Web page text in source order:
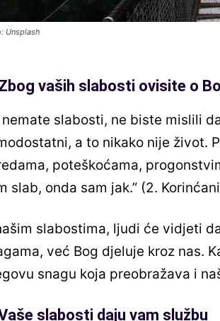
Unsplash
vaših slabosti ovisite o
nemate slabosti, ne biste mislili
a to nikako nije život.
poteškoćama,
slab, onda sam jak.” (2.
slabostima, ljudi će vidjeti
već Bog djeluje kroz nas.
snagu koja preobražava i
slabosti daju vam službu